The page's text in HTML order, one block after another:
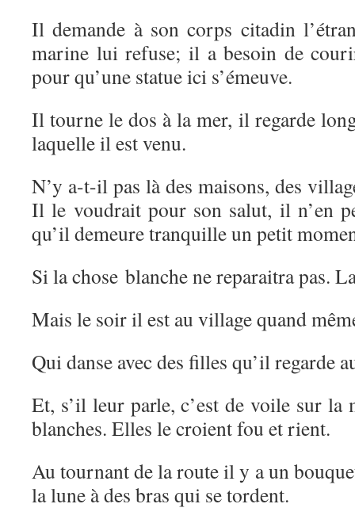
Il demande à son corps citadin
marine lui refuse; il a besoin de
pour qu’une statue ici s’émeuve.
Il tourne le dos à la mer, il regarde
laquelle il est venu.
N’y a-t-il pas là des maisons, des
Il le voudrait pour son salut, il n’en
qu’il demeure tranquille un petit
Si la chose blanche ne reparaitra pas.
Mais le soir il est au village quand
Qui danse avec des filles qu’il regarde
Et, s’il leur parle, c’est de voile sur la
blanches. Elles le croient fou et rient.
Au tournant de la route il y a un
la lune à des bras qui se tordent.